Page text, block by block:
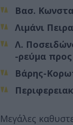
Βασ.
Λιμάνι
Λ.
-ρεύμα προς
Βάρης-
Μεγάλες